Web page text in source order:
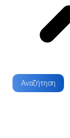
Αναζήτηση